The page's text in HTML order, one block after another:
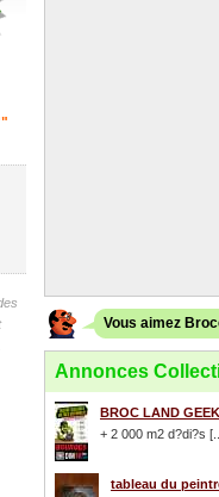
Vous aimez
Annonces
BROC LAND
+ 2 000 m2 d?di?s
tableau du